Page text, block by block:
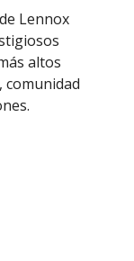
Lennox
altos
comunidad